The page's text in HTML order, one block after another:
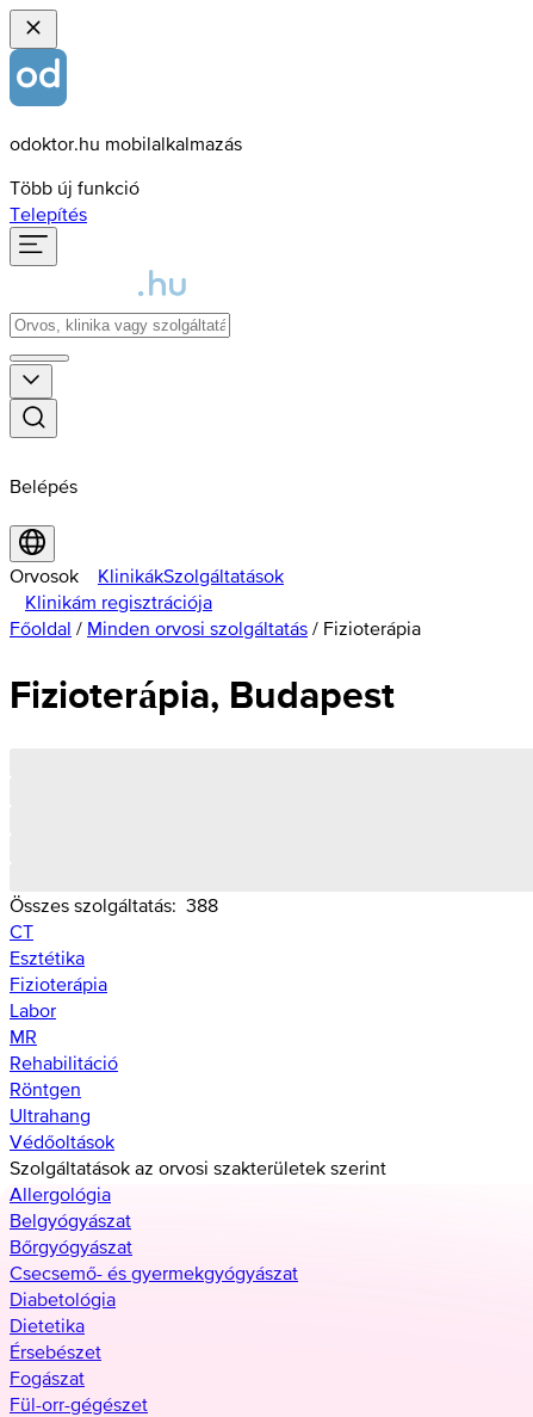
odoktor.hu mobilalkalmazás
Több új funkció
Telepítés
Belépés
Orvosok KlinikákSzolgáltatások
Klinikám regisztrációja
Főoldal / Minden orvosi szolgáltatás / Fizioterápia
Fizioterápia, Budapest
Összes szolgáltatás: 388
CT
Esztétika
Fizioterápia
Labor
MR
Rehabilitáció
Röntgen
Ultrahang
Védőoltások
Szolgáltatások az orvosi szakterületek szerint
Allergológia
Belgyógyászat
Bőrgyógyászat
Csecsemő- és gyermekgyógyászat
Diabetológia
Dietetika
Érsebészet
Fogászat
Fül-orr-gégészet